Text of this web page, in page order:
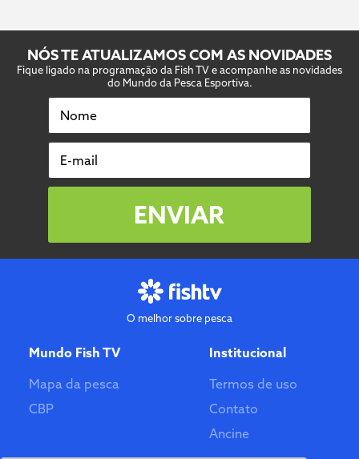
NÓS TE ATUALIZAMOS COM AS NOVIDADES
Fique ligado na programação da Fish TV e acompanhe as novidades
do Mundo da Pesca Esportiva.
Nome
E-mail
ENVIAR
O melhor sobre pesca
Mundo Fish TV
Mapa da pesca
CBP
Institucional
Termos de uso
Contato
Ancine